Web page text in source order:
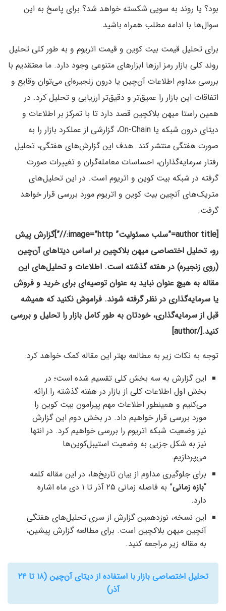
بود؟ یا روند به سویی شکسته خواهد شد؟ برای پاسخ به این
سوال‌ها با ادامه مطلب همراه باشید.
برای تحلیل قیمت بیت کوین و قیمت اتریوم و به طور کلی تحلیل
روند کلی بازار رمز ارزها ابزارهای متنوعی وجود دارد. ما معتقدیم با
بررسی مداوم اطلاعات آن‌چین یا درون زنجیره‌ای می‌توان وقایع و
اتفاقات این بازار را عمیق‌تر و دقیق‌تر ارزیابی و تحلیل کرد. در
همین راستا میهن بلاکچین قصد دارد تا با تمرکز بر اطلاعات و
دیتای درون شبکه یا On-Chain، گزارشی از عملکرد بازار را به
صورت هفتگی منتشر کند. هدف این گزارش‌های هفتگی، تحلیل
رفتار سرمایه‌گذاران، احساسات معامله‌گران و تغییرات صورت
گرفته در شبکه بیت کوین و اتریوم است. در این تحلیل‌های
متریک‌های آنچین بیت کوین و اتریوم مورد بررسی قرار خواهد
گرفت.
[author title=”سلب مسئولیت” image=”http://”]گزارش پیش
رو، تحلیل اختصاصی میهن بلاکچین بر اساس دیتاهای آن‌چین
(روی زنجیره) در هفته گذشته است. اطلاعات و تحلیل‌های این
مقاله به هیچ عنوان نباید به عنوان توصیه‌ای برای خرید و فروش
یا سرمایه‌گذاری در نظر گرفته شوند. فراموش نکنید که همیشه
قبل از سرمایه‌گذاری، خودتان به طور کامل بازار را تحلیل و بررسی
کنید.[/author]
توجه به نکات زیر به مطالعه بهتر این مقاله کمک خواهد کرد:
این گزارش به سه بخش کلی تقسیم‌ شده است؛ در
بخش اول اطلاعات کلی از بازار در هفته گذشته را ارائه
می‌کنیم و همینطور اطلاعات مهم پیرامون بیت کوین را
مورد بررسی قرار خواهیم داد. در بخش دوم این گزارش
نیز وضعیت شبکه اتریوم را بررسی خواهیم کرد. در انتها
نیز به شکل جزیی به وضعیت استیبل‌کوین‌ها
می‌پردازیم.
برای جلوگیری مداوم از بیان تاریخ‌ها، در این مقاله کلمه
“بازه زمانی
” به فاصله زمانی ۲۵ آذر تا ۱ دی ماه اشاره
دارد.
این نسخه، نوزدهمین گزارش از سری تحلیل‌های هفتگی
آنچین میهن بلاکچین است. برای مطالعه گزارش پیشین،
به مقاله زیر مراجعه کنید.
تحلیل اختصاصی بازار با استفاده از دیتای آن‌چین (۱۸ تا ۲۴
آذر)